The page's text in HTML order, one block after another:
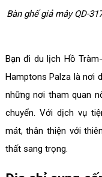
Bàn ghế giả mây QD-
Bạn đi du lịch Hồ
Hamptons Palza là nơi
những nơi tham quan
chuyển. Với dịch vụ
mát, thân thiện với
thất sang trọng.